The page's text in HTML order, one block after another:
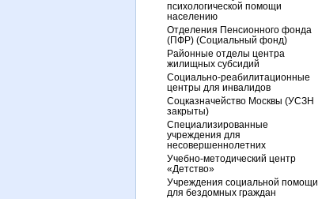
психологической помощи
населению
Отделения Пенсионного фонда
(ПФР) (Социальный фонд)
Районные отделы центра
жилищных субсидий
Социально-реабилитационные
центры для инвалидов
Соцказначейство Москвы (УСЗН
закрыты)
Специализированные
учреждения для
несовершеннолетних
Учебно-методический центр
«Детство»
Учреждения социальной помощи
для бездомных граждан